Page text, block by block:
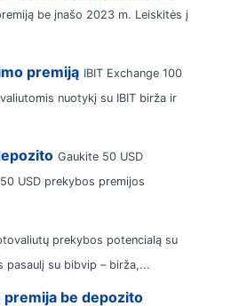
be įnašo 2023 m. Leiskitės į
premiją IBIT Exchange 100
nuotykį su IBIT birža ir
Gaukite 50 USD
USD prekybos premijos
prekybos potencialą su
pasaulį su bibvip – birža,...
premija be depozito